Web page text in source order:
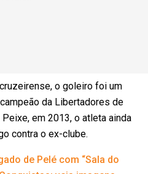
o goleiro foi um
da Libertadores de
em 2013, o atleta ainda
contra o ex-clube.
de Pelé com “Sala do